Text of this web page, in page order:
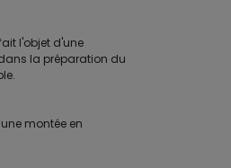
l'objet d'une
la préparation du
montée en